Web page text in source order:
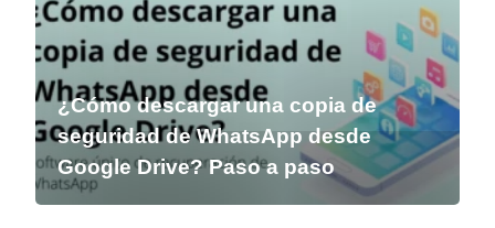
¿Cómo descargar una copia de
seguridad de WhatsApp desde
Google Drive? Paso a paso